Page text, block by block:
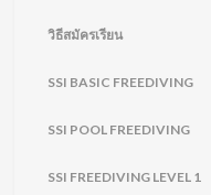
วิธีสมัครเรียน
SSI BASIC FREEDIVING
SSI POOL FREEDIVING
SSI FREEDIVING LEVEL 1